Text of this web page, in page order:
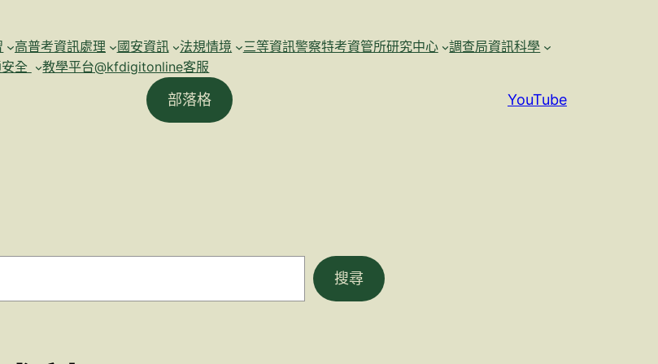
高普考資訊處理 國安資訊 法規情境 三等資訊警察特考資管所研究中心
調查局資訊科學
全 教學平台@kfdigitonline客服
部落格 YouTube
搜尋